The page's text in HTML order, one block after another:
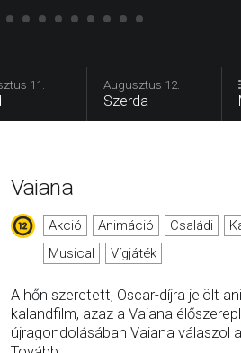
11. Augusztus 12.
Szerda
Vaiana
Akció Animáció Családi
Musical
Vígjáték
A hőn szeretett, Oscar-díjra jelölt
kalandfilm, azaz a Vaiana
újragondolásában Vaiana válaszol